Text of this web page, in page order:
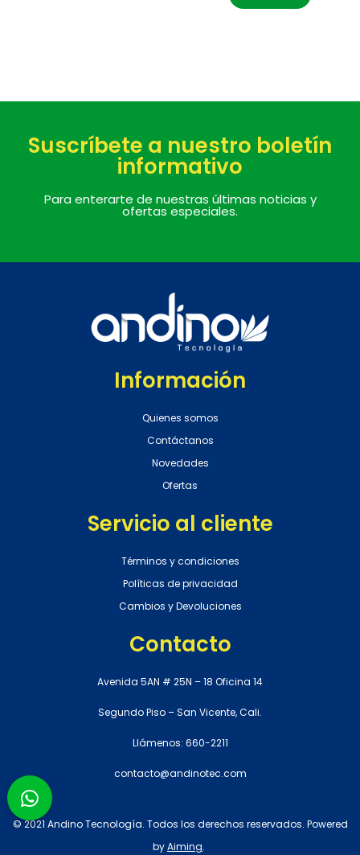
Suscríbete a nuestro boletín
informativo
Para enterarte de nuestras últimas noticias y
ofertas especiales.
Información
Quienes somos
Contáctanos
Novedades
Ofertas
Servicio al cliente
Términos y condiciones
Políticas de privacidad
Cambios y Devoluciones
Contacto
Avenida 5AN # 25N – 18 Oficina 14
Segundo Piso – San Vicente, Cali.
Llámenos: 660-2211
contacto@andinotec.com
© 2021 Andino Tecnología. Todos los derechos reservados. Powered
byAiming.